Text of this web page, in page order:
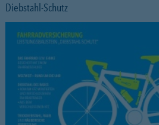
Diebstahl-Schutz